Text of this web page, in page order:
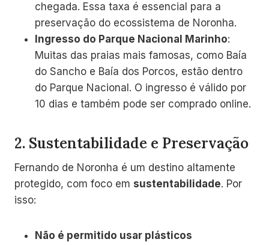
chegada. Essa taxa é essencial para a
preservação do ecossistema de Noronha.
Ingresso do Parque Nacional Marinho:
Muitas das praias mais famosas, como Baía
do Sancho e Baía dos Porcos, estão dentro
do Parque Nacional. O ingresso é válido por
10 dias e também pode ser comprado online.
2. Sustentabilidade e Preservação
Fernando de Noronha é um destino altamente
protegido, com foco em sustentabilidade. Por
isso:
Não é permitido usar plásticos